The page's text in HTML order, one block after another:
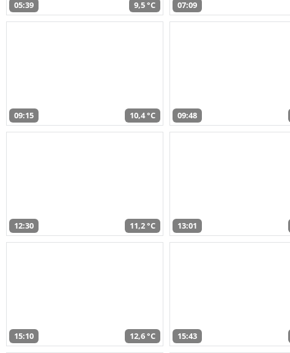
05:39 9,5 °C 07:09
09:15 10,4 °C 09:48
12:30 11,2 °C 13:01
15:10 12,6 °C 15:43